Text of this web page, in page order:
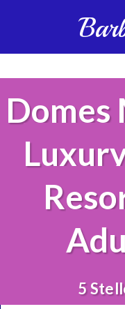
Domes
5